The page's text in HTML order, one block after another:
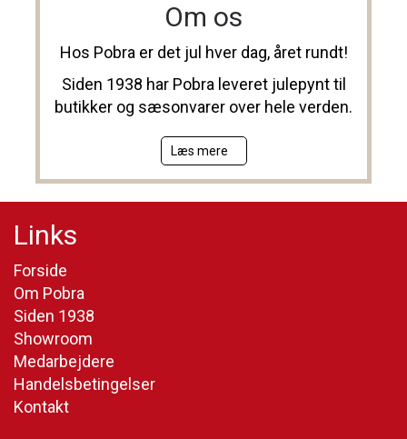
Om os
Hos Pobra er det jul hver dag, året rundt!
Siden 1938 har Pobra leveret julepynt til
butikker og sæsonvarer over hele verden.
Læs mere
Links
Forside
Om Pobra
Siden 1938
Showroom
Medarbejdere
Handelsbetingelser
Kontakt